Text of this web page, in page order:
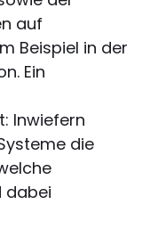
auf
Beispiel in der
Ein
Inwiefern
die
dabei